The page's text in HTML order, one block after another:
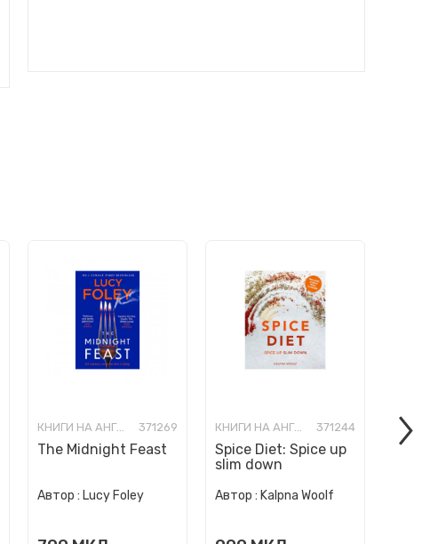
КНИГИ НА АНГЛИСКИ ЈАЗИК 371269
The Midnight Feast
Автор : Lucy Foley
КНИГИ НА АНГЛИСКИ ЈАЗИК 371244
Spice Diet: Spice up
slim down
Автор : Kalpna Woolf
How